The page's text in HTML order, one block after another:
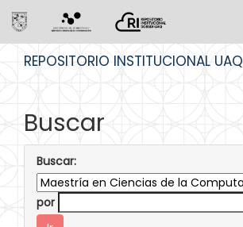
REPOSITORIO INSTITUCIONAL UAQ
Buscar
Buscar:
por